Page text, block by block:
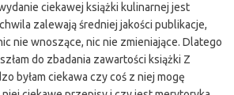
ciekawej książki kulinarnej jest
zalewają średniej jakości publikacje,
nie wnoszące, nic nie zmieniające. Dlatego
do zbadania zawartości książki Z
byłam ciekawa czy coś z niej mogę